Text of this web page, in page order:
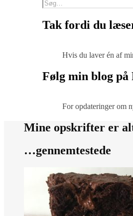
Tak fordi du
Hvis du laver én af
Følg min blog på
For opdateringer om
Mine opskrifter er
…gennemtestede